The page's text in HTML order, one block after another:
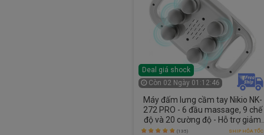
Deal giá shock
Còn 02 Ngày 01:12:45
Máy đấm lưng cầm tay Nikio NK-
272 PRO - 6 đầu massage, 9 chế
độ và 20 cường độ - Hỗ trợ giảm
đau nhức mỏi nhanh chóng
(135) SHIP HỎA TỐC